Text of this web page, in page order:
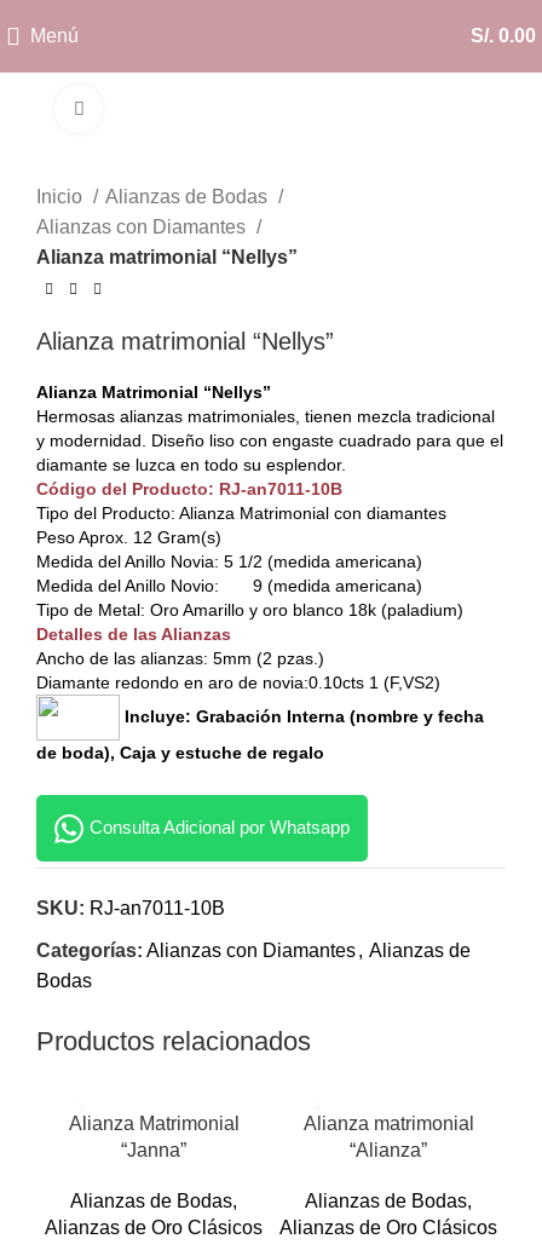
Menú S/. 0.00
Inicio
Alianzas de Bodas
Alianzas con Diamantes
Alianza matrimonial “Nellys”
Alianza matrimonial “Nellys”
Alianza Matrimonial “Nellys”
Hermosas alianzas matrimoniales, tienen mezcla tradicional
y modernidad. Diseño liso con engaste cuadrado para que el
diamante se luzca en todo su esplendor.
Código del Producto: RJ-an7011-10B
Tipo del Producto: Alianza Matrimonial con diamantes
Peso Aprox. 12 Gram(s)
Medida del Anillo Novia: 5 1/2 (medida americana)
Medida del Anillo Novio: 9 (medida americana)
Tipo de Metal: Oro Amarillo y oro blanco 18k (paladium)
Detalles de las Alianzas
Ancho de las alianzas: 5mm (2 pzas.)
Diamante redondo en aro de novia:0.10cts 1 (F,VS2)
Incluye: Grabación Interna (nombre y fecha
de boda), Caja y estuche de regalo
Consulta Adicional por Whatsapp
SKU: RJ-an7011-10B
Categorías: Alianzas con Diamantes, Alianzas de
Bodas
Productos relacionados
Alianza Matrimonial
“Janna”
Alianzas de Bodas,
Alianzas de Oro Clásicos
Alianza matrimonial
“Alianza”
Alianzas de Bodas,
Alianzas de Oro Clásicos